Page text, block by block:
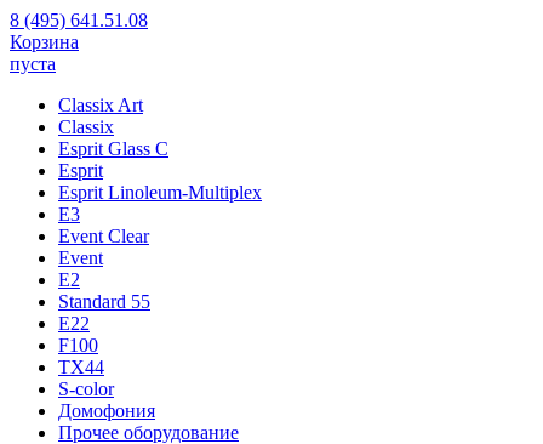
8 (495) 641.51.08
Корзина
пуста
Classix Art
Classix
Esprit Glass C
Esprit
Esprit Linoleum-Multiplex
E3
Event Clear
Event
E2
Standard 55
E22
F100
TX44
S-color
Домофония
Прочее оборудование